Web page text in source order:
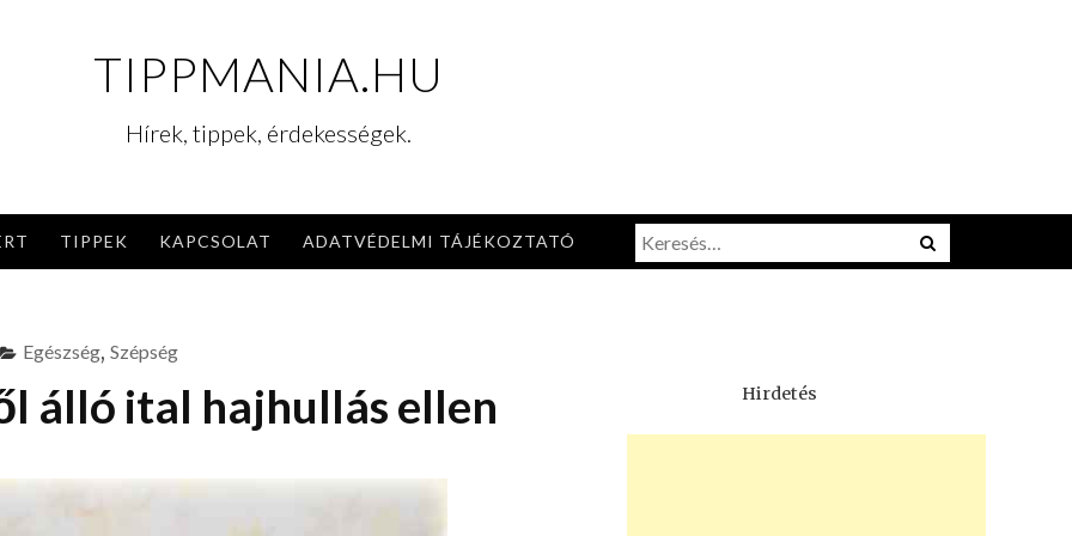
TIPPMANIA.HU
Hírek, tippek, érdekességek.
TIPPEK KAPCSOLAT ADATVÉDELMI TÁJÉKOZTATÓ Menu
Keresés:
Egészség, Szépség
álló ital hajhullás ellen Hirdetés